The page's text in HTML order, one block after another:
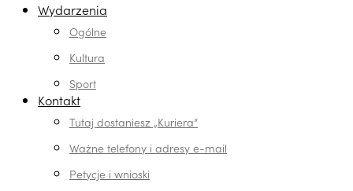
Wydarzenia
Ogólne
Kultura
Sport
Kontakt
Tutaj dostaniesz „Kuriera”
Ważne telefony i adresy e-mail
Petycje i wnioski